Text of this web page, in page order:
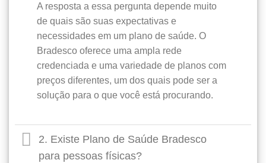
A resposta a essa pergunta depende muito
de quais são suas expectativas e
necessidades em um plano de saúde. O
Bradesco oferece uma ampla rede
credenciada e uma variedade de planos com
preços diferentes, um dos quais pode ser a
solução para o que você está procurando.
2. Existe Plano de Saúde Bradesco
para pessoas físicas?